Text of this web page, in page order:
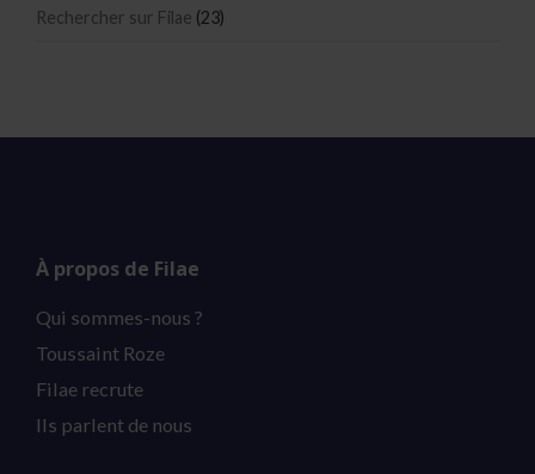
Rechercher sur Filae (23)
À propos de Filae
Qui sommes-nous ?
Toussaint Roze
Filae recrute
Ils parlent de nous